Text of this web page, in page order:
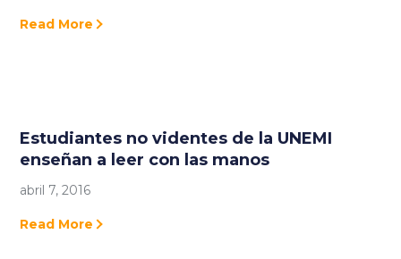
Read More
Estudiantes no videntes de la UNEMI
enseñan a leer con las manos
abril 7, 2016
Read More